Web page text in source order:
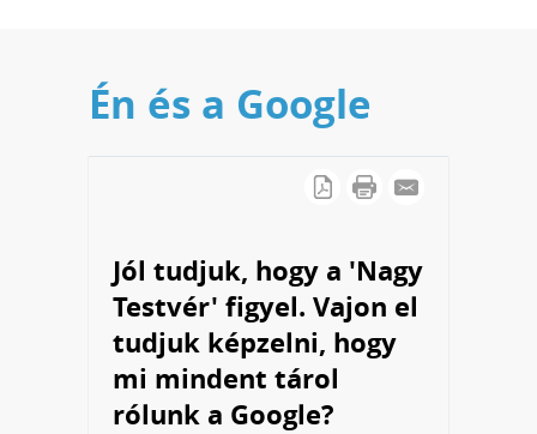
Én és a Google
Jól tudjuk, hogy a 'Nagy
Testvér' figyel. Vajon el
tudjuk képzelni, hogy
mi mindent tárol
rólunk a Google?